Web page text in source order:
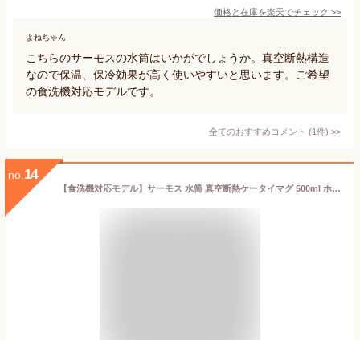
価格と在庫を楽天でチェック >>
よねちゃん
こちらのサーモスの水筒はいかがでしょうか。真空断熱構造
なので保温、保冷効果が高く使いやすいと思います。ご希望
の食洗機対応モデルです。
全てのおすすめコメント (1件) >
no. 14
【食洗機対応モデル】サーモス 水筒 真空断熱ケータイマグ 500ml ホワイト JOK-500 WH